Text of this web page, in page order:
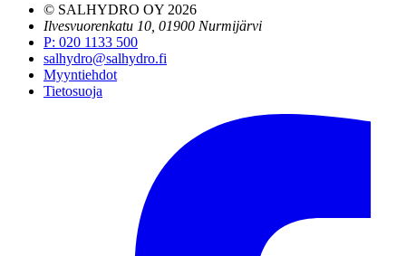
© SALHYDRO OY 2026
Ilvesvuorenkatu 10, 01900 Nurmijärvi
P: 020 1133 500
salhydro@salhydro.fi
Myyntiehdot
Tietosuoja